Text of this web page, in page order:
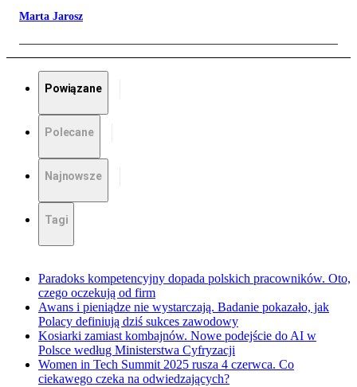
Marta Jarosz
Powiązane
Polecane
Najnowsze
Tagi
Paradoks kompetencyjny dopada polskich pracowników. Oto,
czego oczekują od firm
Awans i pieniądze nie wystarczają. Badanie pokazało, jak
Polacy definiują dziś sukces zawodowy
Kosiarki zamiast kombajnów. Nowe podejście do AI w
Polsce według Ministerstwa Cyfryzacji
Women in Tech Summit 2025 rusza 4 czerwca. Co
ciekawego czeka na odwiedzających?